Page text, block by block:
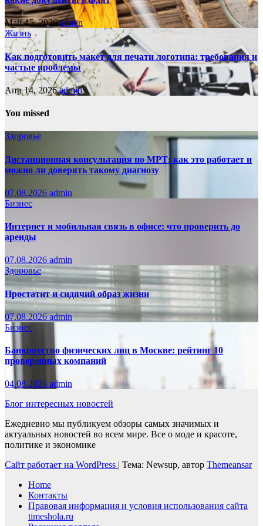
Май 15, 2026admin
Жизнь
Как подготовить макет для печати логотипа: требования и
частые проблемы
Апр 14, 2026admin
You missed
Здоровье
Дистанционная консультация по МРТ: как это работает и
можно ли доверять такому диагнозу
07.08.2026 admin
Бизнес
Интернет и мобильная связь в офисе: что проверить до
аренды
07.08.2026 admin
Здоровье
Простатит и сидячий образ жизни
07.08.2026admin
Бизнес
Банкротство физических лиц в Москве: рейтинг 10
проверенных компаний
04.08.2026 admin
Блог интересных новостей
Ежедневно мы публикуем обзоры самых значимых и
актуальных новостей во всем мире. Все о моде и красоте,
политике и экономике
Сайт работает на WordPress
Тема: Newsup, автор Themeansar
Home
Контакты
Правовая информация и условия использования сайта
timeshola.ru